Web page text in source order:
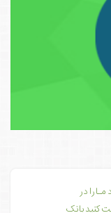
را در
کنید بانک